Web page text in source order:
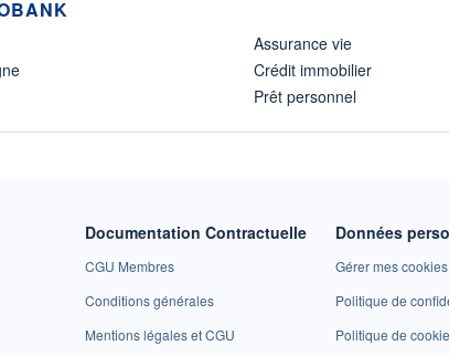
Assurance vie
Crédit immobilier
Prêt personnel
Documentation Contractuelle
CGU Membres
Conditions générales
Mentions légales et CGU
Données
Gérer mes cookies
Politique de
Politique de